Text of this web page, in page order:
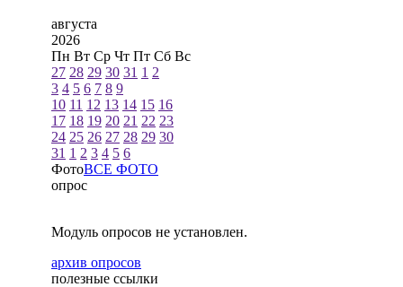
августа
2026
Пн Вт Ср Чт Пт Сб Вс
27 28 29 30 31 1 2
3 4 5 6 7 8 9
10 11 12 13 14 15 16
17 18 19 20 21 22 23
24 25 26 27 28 29 30
31 1 2 3 4 5 6
ФотоВСЕ ФОТО
опрос
Модуль опросов не установлен.
архив опросов
полезные ссылки